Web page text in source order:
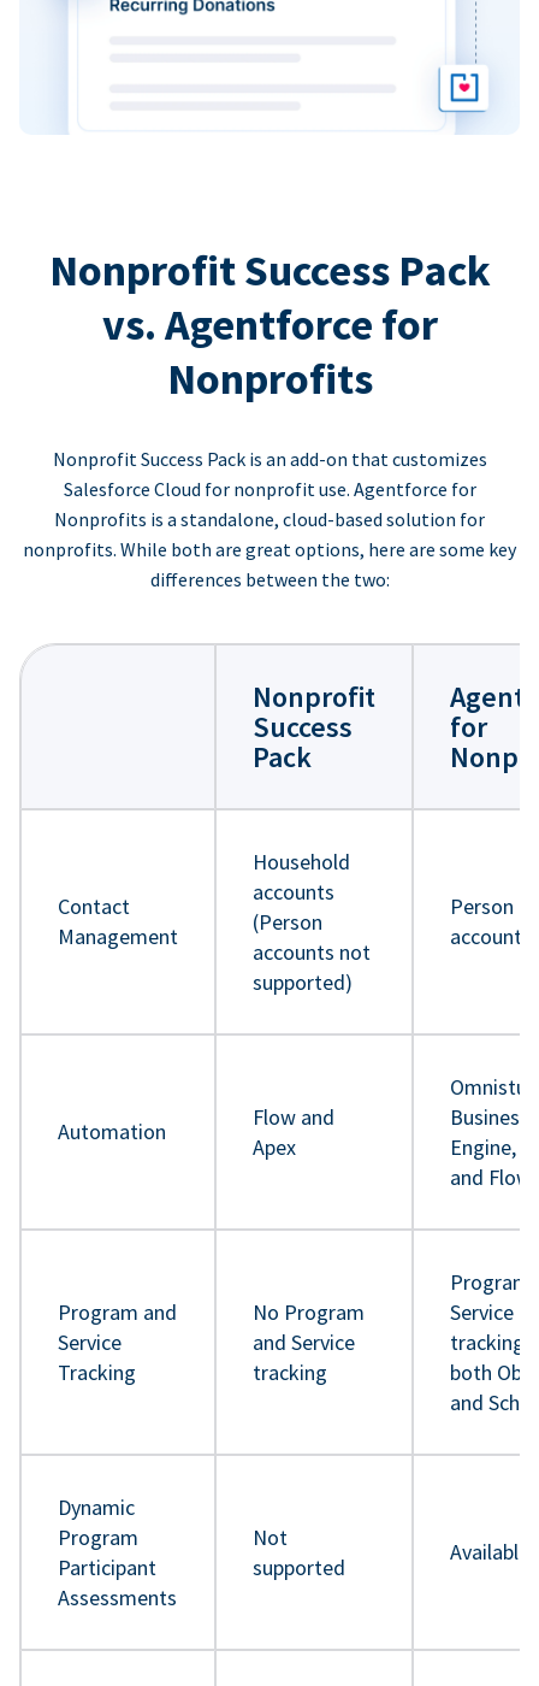
Nonprofit Success Pack
vs. Agentforce for
Nonprofits
Nonprofit Success Pack is an add-on that customizes
Salesforce Cloud for nonprofit use. Agentforce for
Nonprofits is a standalone, cloud-based solution for
nonprofits. While both are great options, here are some key
differences between the two:
Nonprofit
Success
Pack
for
Contact
Management
Household
accounts
(Person
accounts not
supported)
Person
accounts
Automation
Flow and
Apex
Business
Engine,
and Flow
Program and
Service
Tracking
No Program
and Service
tracking
Program
Service
tracking
both
and
Dynamic
Program
Participant
Assessments
Not
supported
Available